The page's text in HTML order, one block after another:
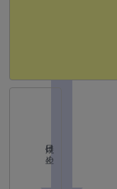
日焼け止め